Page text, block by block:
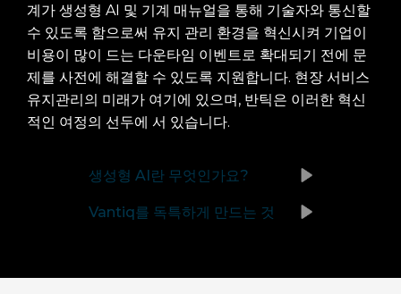
계가 생성형 AI 및 기계 매뉴얼을 통해 기술자와 통신할
수 있도록 함으로써 유지 관리 환경을 혁신시켜 기업이
비용이 많이 드는 다운타임 이벤트로 확대되기 전에 문
제를 사전에 해결할 수 있도록 지원합니다. 현장 서비스
유지관리의 미래가 여기에 있으며, 반틱은 이러한 혁신
적인 여정의 선두에 서 있습니다.
생성형 AI란 무엇인가요?
Vantiq를 독특하게 만드는 것